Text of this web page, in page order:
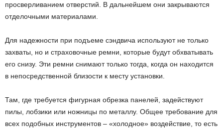
просверливанием отверстий. В дальнейшем они закрываются
отделочными материалами.
Для надежности при подъеме сэндвича используют не только
захваты, но и страховочные ремни, которые будут обхватывать
его снизу. Эти ремни снимают только тогда, когда он находится
в непосредственной близости к месту установки.
Там, где требуется фигурная обрезка панелей, задействуют
пилы, лобзики или ножницы по металлу. Общее требование для
всех подобных инструментов – «холодное» воздействие, то есть